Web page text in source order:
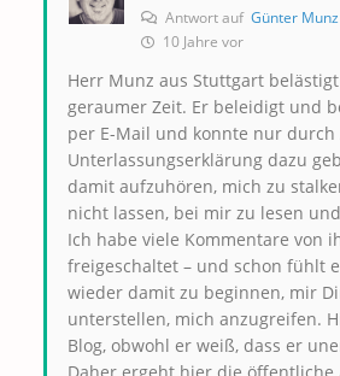
Antwort auf Günter
10 Jahre vor
Herr Munz aus Stuttgart
geraumer Zeit. Er beleidigt und
per E-Mail und konnte nur
Unterlassungserklärung dazu
damit aufzuhören, mich zu
nicht lassen, bei mir zu lesen
Ich habe viele Kommentare von
freigeschaltet – und schon fühlt
wieder damit zu beginnen, mir
unterstellen, mich anzugreifen.
Blog, obwohl er weiß, dass er